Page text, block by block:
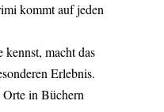
kommt auf jeden
kennst, macht das
Erlebnis.
in Büchern